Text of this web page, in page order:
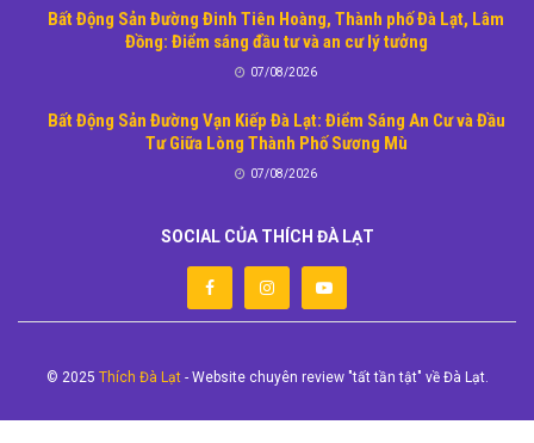
Bất Động Sản Đường Đinh Tiên Hoàng, Thành phố Đà Lạt, Lâm
Đồng: Điểm sáng đầu tư và an cư lý tưởng
07/08/2026
Bất Động Sản Đường Vạn Kiếp Đà Lạt: Điểm Sáng An Cư và Đầu
Tư Giữa Lòng Thành Phố Sương Mù
07/08/2026
SOCIAL CỦA THÍCH ĐÀ LẠT
© 2025 Thích Đà Lạt- Website chuyên review "tất tần tật" về Đà Lạt.